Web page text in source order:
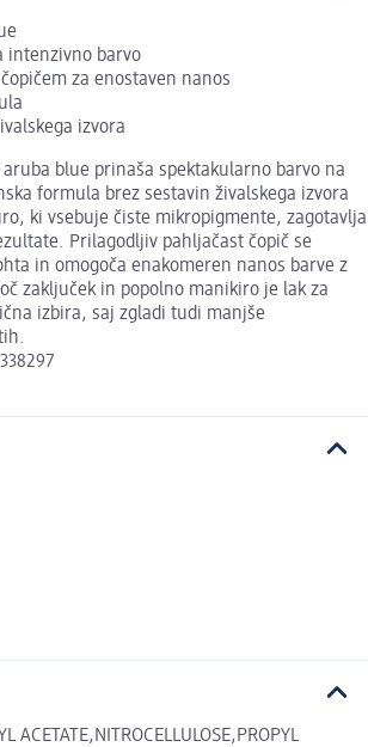
intenzivno barvo
za enostaven nanos
izvora
blue prinaša spektakularno barvo na
formula brez sestavin živalskega izvora
ki vsebuje čiste mikropigmente, zagotavlja
Prilagodljiv pahljačast čopič se
in omogoča enakomeren nanos barve z
zaključek in popolno manikiro je lak za
izbira, saj zgladi tudi manjše
ACETATE,NITROCELLULOSE,PROPYL